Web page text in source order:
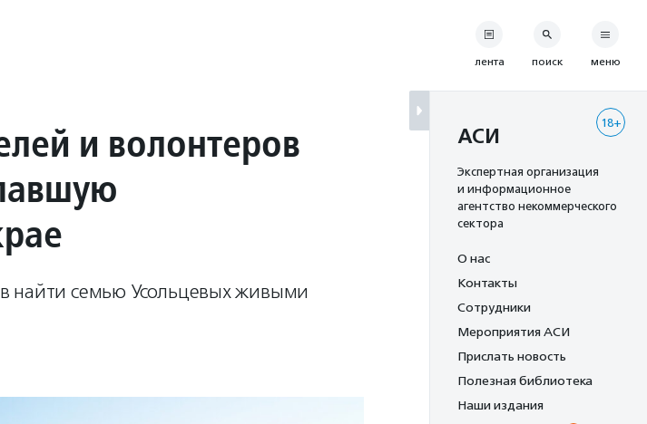
и волонтеров
найти семью Усольцевых живыми
лента поиск меню
18+
АСИ
Экспертная организация
и информационное
агентство некоммерческого
сектора
О нас
Контакты
Сотрудники
Мероприятия АСИ
Прислать новость
Полезная библиотека
Наши издания